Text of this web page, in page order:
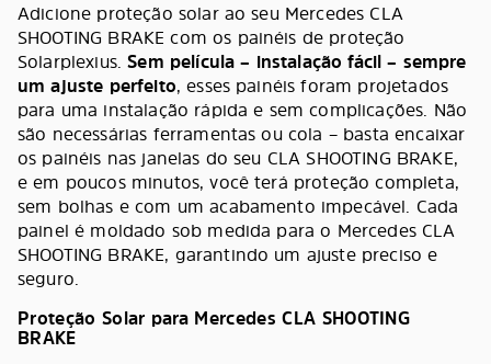
Adicione proteção solar ao seu Mercedes CLA
SHOOTING BRAKE com os painéis de proteção
Solarplexius.Sem película – instalação fácil – sempre
um ajuste perfeito, esses painéis foram projetados
para uma instalação rápida e sem complicações. Não
são necessárias ferramentas ou cola – basta encaixar
os painéis nas janelas do seu CLA SHOOTING BRAKE,
e em poucos minutos, você terá proteção completa,
sem bolhas e com um acabamento impecável. Cada
painel é moldado sob medida para o Mercedes CLA
SHOOTING BRAKE, garantindo um ajuste preciso e
seguro.
Proteção Solar para Mercedes CLA SHOOTING
BRAKE